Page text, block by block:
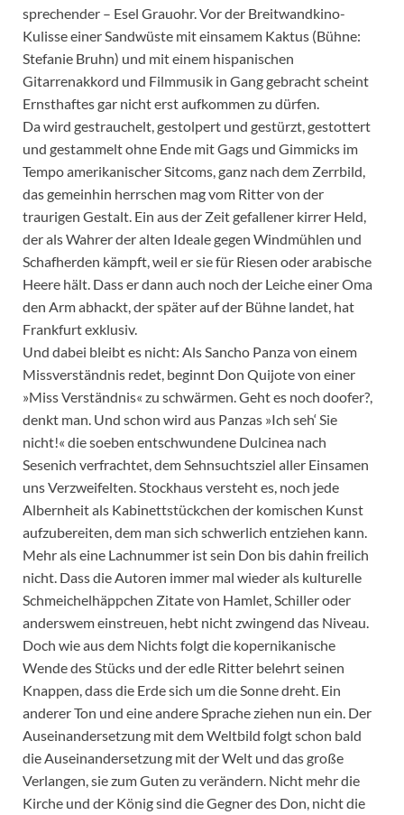
sprechender – Esel Grauohr. Vor der Breitwandkino-
Kulisse einer Sandwüste mit einsamem Kaktus (Bühne:
Stefanie Bruhn) und mit einem hispanischen
Gitarrenakkord und Filmmusik in Gang gebracht scheint
Ernsthaftes gar nicht erst aufkommen zu dürfen.
Da wird gestrauchelt, gestolpert und gestürzt, gestottert
und gestammelt ohne Ende mit Gags und Gimmicks im
Tempo amerikanischer Sitcoms, ganz nach dem Zerrbild,
das gemeinhin herrschen mag vom Ritter von der
traurigen Gestalt. Ein aus der Zeit gefallener kirrer Held,
der als Wahrer der alten Ideale gegen Windmühlen und
Schafherden kämpft, weil er sie für Riesen oder arabische
Heere hält. Dass er dann auch noch der Leiche einer Oma
den Arm abhackt, der später auf der Bühne landet, hat
Frankfurt exklusiv.
Und dabei bleibt es nicht: Als Sancho Panza von einem
Missverständnis redet, beginnt Don Quijote von einer
»Miss Verständnis« zu schwärmen. Geht es noch doofer?,
denkt man. Und schon wird aus Panzas »Ich seh‘ Sie
nicht!« die soeben entschwundene Dulcinea nach
Sesenich verfrachtet, dem Sehnsuchtsziel aller Einsamen
uns Verzweifelten. Stockhaus versteht es, noch jede
Albernheit als Kabinettstückchen der komischen Kunst
aufzubereiten, dem man sich schwerlich entziehen kann.
Mehr als eine Lachnummer ist sein Don bis dahin freilich
nicht. Dass die Autoren immer mal wieder als kulturelle
Schmeichelhäppchen Zitate von Hamlet, Schiller oder
anderswem einstreuen, hebt nicht zwingend das Niveau.
Doch wie aus dem Nichts folgt die kopernikanische
Wende des Stücks und der edle Ritter belehrt seinen
Knappen, dass die Erde sich um die Sonne dreht. Ein
anderer Ton und eine andere Sprache ziehen nun ein. Der
Auseinandersetzung mit dem Weltbild folgt schon bald
die Auseinandersetzung mit der Welt und das große
Verlangen, sie zum Guten zu verändern. Nicht mehr die
Kirche und der König sind die Gegner des Don, nicht die